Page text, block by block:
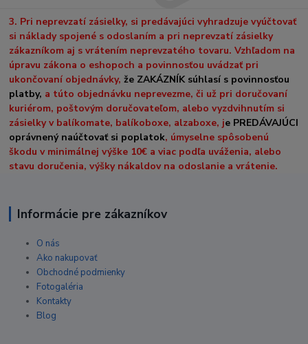
3. Pri neprevzatí zásielky, si predávajúci vyhradzuje vyúčtovať
si náklady spojené s odoslaním a pri neprevzatí zásielky
zákazníkom aj s vrátením neprevzatého tovaru. Vzhľadom na
úpravu zákona o eshopoch a povinnosťou uvádzať pri
ukončovaní objednávky,že ZAKÁZNÍK súhlasí s povinnosťou
platby, a túto objednávku neprevezme, či už pri doručovaní
kuriérom, poštovým doručovateľom, alebo vyzdvihnutím si
zásielky v balíkomate, balíkoboxe, alzaboxe, je PREDÁVAJÚCI
oprávnený naúčtovať si poplatok, úmyselne spôsobenú
škodu v minimálnej výške 10€ a viac podľa uváženia, alebo
stavu doručenia, výšky nákaldov na odoslanie a vrátenie.
Informácie pre zákazníkov
O nás
Ako nakupovať
Obchodné podmienky
Fotogaléria
Kontakty
Blog